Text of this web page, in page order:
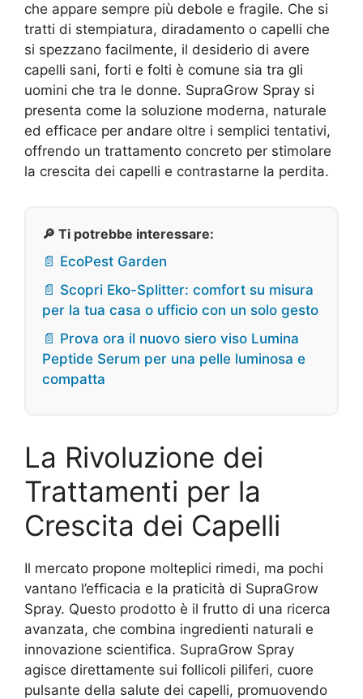
che appare sempre più debole e fragile. Che si
tratti di stempiatura, diradamento o capelli che
si spezzano facilmente, il desiderio di avere
capelli sani, forti e folti è comune sia tra gli
uomini che tra le donne. SupraGrow Spray si
presenta come la soluzione moderna, naturale
ed efficace per andare oltre i semplici tentativi,
offrendo un trattamento concreto per stimolare
la crescita dei capelli e contrastarne la perdita.
🔎 Ti potrebbe interessare:
📄 EcoPest Garden
📄 Scopri Eko-Splitter: comfort su misura
per la tua casa o ufficio con un solo gesto
📄 Prova ora il nuovo siero viso Lumina
Peptide Serum per una pelle luminosa e
compatta
La Rivoluzione dei
Trattamenti per la
Crescita dei Capelli
Il mercato propone molteplici rimedi, ma pochi
vantano l’efficacia e la praticità di SupraGrow
Spray. Questo prodotto è il frutto di una ricerca
avanzata, che combina ingredienti naturali e
innovazione scientifica. SupraGrow Spray
agisce direttamente sui follicoli piliferi, cuore
pulsante della salute dei capelli, promuovendo